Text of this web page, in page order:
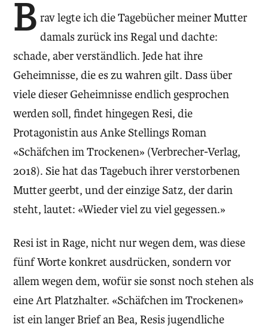
B rav legte ich die Tagebücher meiner Mutter
damals zurück ins Regal und dachte:
schade, aber verständlich. Jede hat ihre
Geheimnisse, die es zu wahren gilt. Dass über
viele dieser Geheimnisse endlich gesprochen
werden soll, findet hingegen Resi, die
Protagonistin aus Anke Stellings Roman
«Schäfchen im Trockenen» (Verbrecher-Verlag,
2018). Sie hat das Tagebuch ihrer verstorbenen
Mutter geerbt, und der einzige Satz, der darin
steht, lautet: «Wieder viel zu viel gegessen.»
Resi ist in Rage, nicht nur wegen dem, was diese
fünf Worte konkret ausdrücken, sondern vor
allem wegen dem, wofür sie sonst noch stehen als
eine Art Platzhalter. «Schäfchen im Trockenen»
ist ein langer Brief an Bea, Resis jugendliche